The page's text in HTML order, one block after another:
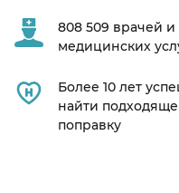
808 509 врачей
медицинских
Более 10 лет
найти
поправку